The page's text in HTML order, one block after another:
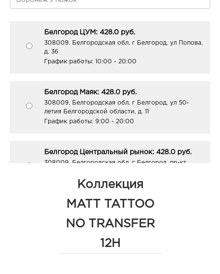
Белгород ЦУМ: 428.0 руб.
308009, Белгородская обл, г Белгород, ул Попова,
д. 36
График работы: 10:00 - 20:00
Белгород Маяк: 428.0 руб.
308009, Белгородская обл, г Белгород, ул 50-
летия Белгородской области, д. 11
График работы: 9:00 - 20:00
Белгород Центральный рынок: 428.0 руб.
308009, Белгородская обл, г Белгород, пр-кт
График работы:9:00 - 21:00
308010, Белгородская обл, г Белгород, пр-кт
10:00 - 21:00
Коллекция
MATT TATTOO
NO TRANSFER
12H